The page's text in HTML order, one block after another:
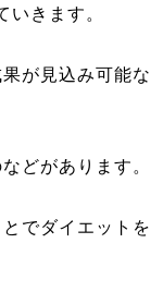
きます。
が見込み可能な
どがあります。
でダイエットを